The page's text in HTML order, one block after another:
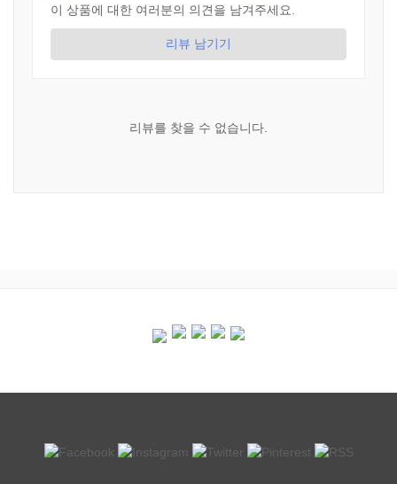
이 상품에 대한 여러분의 의견을 남겨주세요.
리뷰 남기기
리뷰를 찾을 수 없습니다.